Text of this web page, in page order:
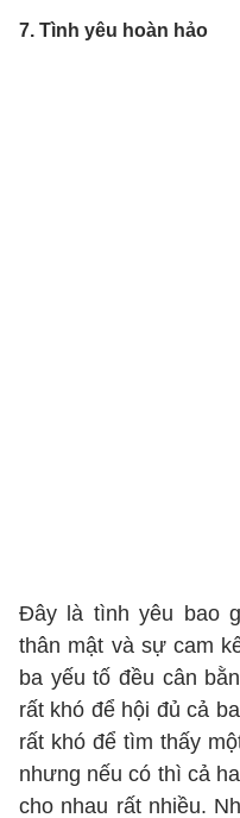
7. Tình yêu hoàn hảo
Đây là tình yêu bao
thân mật và sự cam
ba yếu tố đều cân
rất khó để hội đủ cả
rất khó để tìm thấy
nhưng nếu có thì cả
cho nhau rất nhiều.